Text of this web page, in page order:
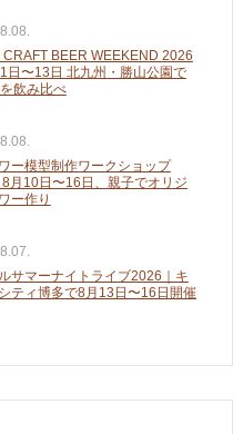
CRAFT BEER WEEKEND 2026
日〜13日 北九州・勝山公園で
飲み比べ
ー模型制作ワークショップ
月10日〜16日、親子でオリジ
ー作り
サマーナイトライブ2026｜キ
ティ博多で8月13日〜16日開催